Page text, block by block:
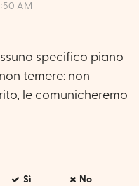
AM
specifico piano
temere: non
le comunicheremo
Sì No